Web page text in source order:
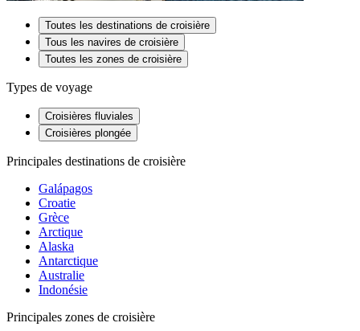
Toutes les destinations de croisière
Tous les navires de croisière
Toutes les zones de croisière
Types de voyage
Croisières fluviales
Croisières plongée
Principales destinations de croisière
Galápagos
Croatie
Grèce
Arctique
Alaska
Antarctique
Australie
Indonésie
Principales zones de croisière